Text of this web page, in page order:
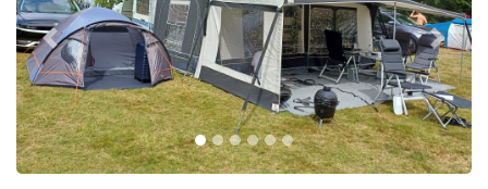
Previous Next